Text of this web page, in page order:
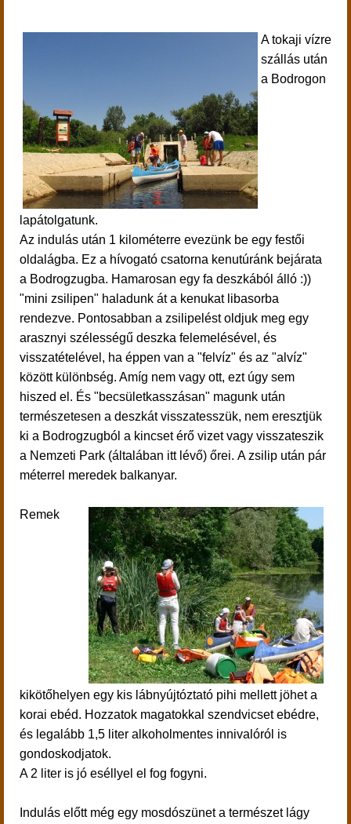
A tokaji vízre
szállás után
a Bodrogon
lapátolgatunk.
Az indulás után 1 kilométerre evezünk be egy festői
oldalágba. Ez a hívogató csatorna kenutúránk bejárata
a Bodrogzugba. Hamarosan egy fa deszkából álló :))
"mini zsilipen" haladunk át a kenukat libasorba
rendezve. Pontosabban a zsilipelést oldjuk meg egy
arasznyi szélességű deszka felemelésével, és
visszatételével, ha éppen van a "felvíz" és az "alvíz"
között különbség. Amíg nem vagy ott, ezt úgy sem
hiszed el. És "becsületkasszásan" magunk után
természetesen a deszkát visszatesszük, nem eresztjük
ki a Bodrogzugból a kincset érő vizet vagy visszateszik
a Nemzeti Park (általában itt lévő) őrei. A zsilip után pár
méterrel meredek balkanyar.
Remek
kikötőhelyen egy kis lábnyújtóztató pihi mellett jöhet a
korai ebéd. Hozzatok magatokkal szendvicset ebédre,
és legalább 1,5 liter alkoholmentes innivalóról is
gondoskodjatok.
A 2 liter is jó eséllyel el fog fogyni.
Indulás előtt még egy mosdószünet a természet lágy